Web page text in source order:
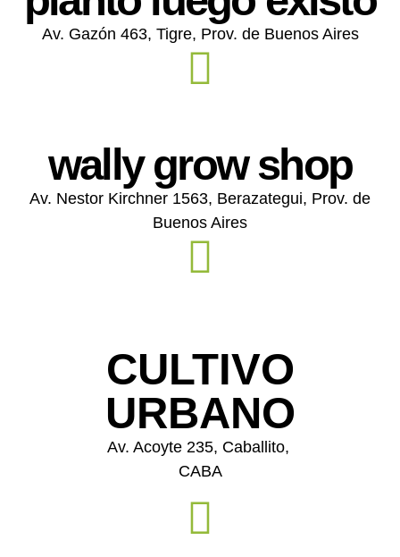
Av. Gazón 463, Tigre, Prov. de Buenos Aires
wally grow shop
Av. Nestor Kirchner 1563, Berazategui, Prov. de
Buenos Aires
CULTIVO
URBANO
Av. Acoyte 235, Caballito,
CABA